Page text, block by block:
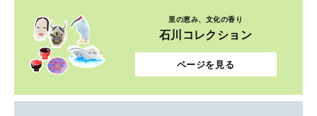
里の恵み、文化の香り
石川コレクション
ページを見る